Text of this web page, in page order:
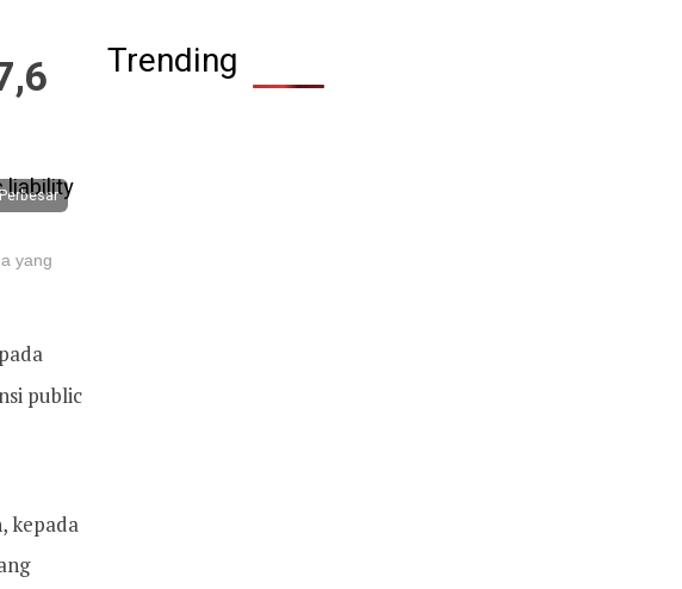
Perbesar
yang
public
kepada
Trending